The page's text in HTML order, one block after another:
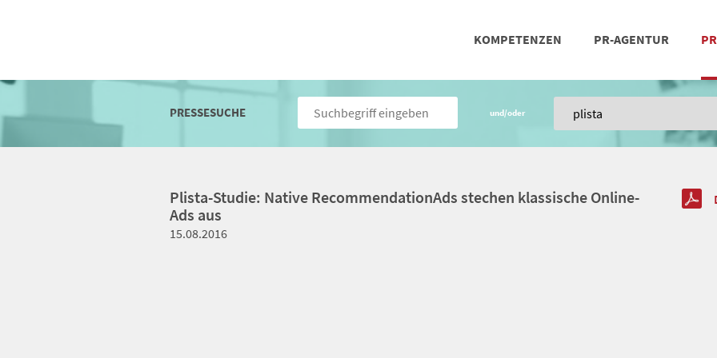
KOMPETENZEN PR-AGENTUR
PRESSESUCHE und/oder
Plista-Studie: Native RecommendationAds stechen klassische Online-
Ads aus
15.08.2016